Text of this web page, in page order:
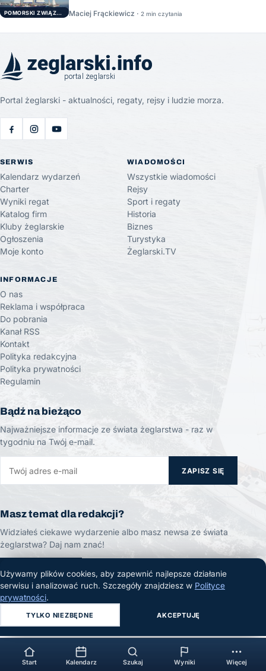
POMORSKI ZWIĄZEK ŻEGLARSKI Maciej Frąckiewicz · 2 min czytania
Portal żeglarski - aktualności, regaty, rejsy i ludzie morza.
SERWIS
Kalendarz wydarzeń
Charter
Wyniki regat
Katalog firm
Kluby żeglarskie
Ogłoszenia
Moje konto
WIADOMOŚCI
Wszystkie wiadomości
Rejsy
Sport i regaty
Historia
Biznes
Turystyka
Żeglarski.TV
INFORMACJE
O nas
Reklama i współpraca
Do pobrania
Kanał RSS
Kontakt
Polityka redakcyjna
Polityka prywatności
Regulamin
Bądź na bieżąco
Najważniejsze informacje ze świata żeglarstwa - raz w
tygodniu na Twój e-mail.
ZAPISZ SIĘ
Masz temat dla redakcji?
Widziałeś ciekawe wydarzenie albo masz newsa ze świata
żeglarstwa? Daj nam znać!
ZGŁOŚ TEMAT
© 2026 Żeglarski.info. Wszelkie prawa zastrzeżone.
Używamy plików cookies, aby zapewnić najlepsze działanie
serwisu i analizować ruch. Szczegóły znajdziesz w Polityce
prywatności.
TYLKO NIEZBĘDNE AKCEPTUJĘ
Start Kalendarz Szukaj Wyniki Więcej